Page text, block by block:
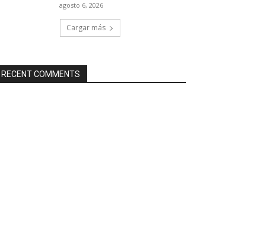
agosto 6, 2026
Cargar más
RECENT COMMENTS